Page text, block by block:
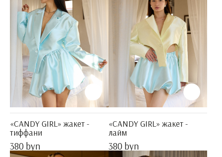
«CANDY GIRL» жакет -
тиффани
380 byn
«CANDY GIRL» жакет -
лайм
380 byn